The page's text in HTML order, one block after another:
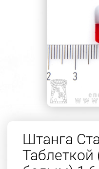
Штанга
Таблеткой